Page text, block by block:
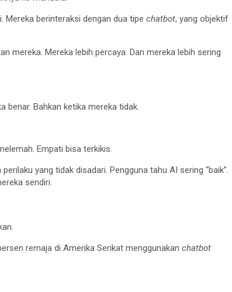
Mereka berinteraksi dengan dua tipe chatbot, yang objektif
mereka. Mereka lebih percaya. Dan mereka lebih sering
benar. Bahkan ketika mereka tidak.
Empati bisa terkikis.
yang tidak disadari. Pengguna tahu AI sering “baik”.
sendiri.
remaja di Amerika Serikat menggunakan chatbot